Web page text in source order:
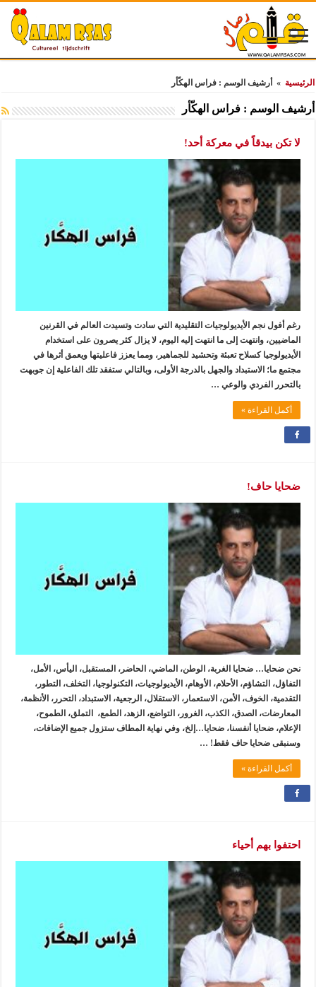
الرئيسية » أرشيف الوسم : فراس الهكّأر
أرشيف الوسم : فراس الهكّأر
لا تكن بيدقاً في معركة أحد!
رغم أفول نجم الأيديولوجيات التقليدية التي سادت وتسيدت العالم في القرنين
الماضيين، وانتهت إلى ما انتهت إليه اليوم، لا يزال كثر يصرون على استخدام
الأيديولوجيا كسلاح تعبئة وتحشيد للجماهير، ومما يعزز فاعليتها ويعمق أثرها في
مجتمع ما؛ الاستبداد والجهل بالدرجة الأولى، وبالتالي ستفقد تلك الفاعلية إن جوبهت
بالتحرر الفردي والوعي …
أكمل القراءة »
ضحايا حاف!
نحن ضحايا… ضحايا الغربة، الوطن، الماضي، الحاضر، المستقبل، اليأس، الأمل،
التفاؤل، التشاؤم، الأحلام، الأوهام، الأيديولوجيات، التكنولوجيا، التخلف، التطور،
التقدمية، الخوف، الأمن، الاستعمار، الاستقلال، الرجعية، الاستبداد، التحرر، الأنظمة،
المعارضات، الصدق، الكذب، الغرور، التواضع، الزهد، الطمع، التملق، الطموح،
الإعلام، ضحايا أنفسنا، ضحايا…إلخ، وفي نهاية المطاف ستزول جميع الإضافات،
وسنبقى ضحايا حاف فقط! …
أكمل القراءة »
احتفوا بهم أحياء